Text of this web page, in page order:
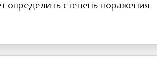
определить степень поражения